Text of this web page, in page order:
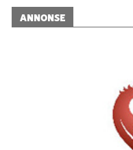
ANNONSE